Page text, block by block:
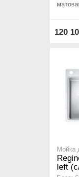
120
Мойка
left